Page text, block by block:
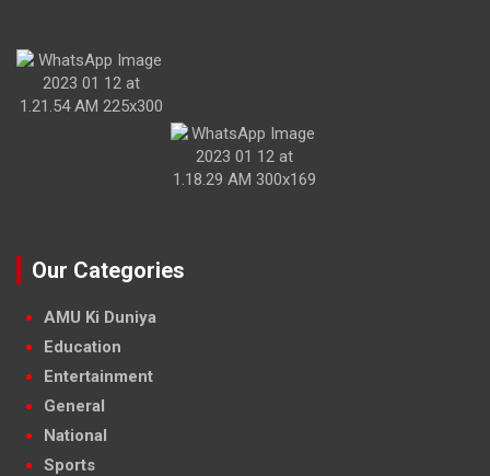
Our Categories
AMU Ki Duniya
Education
Entertainment
General
National
Sports